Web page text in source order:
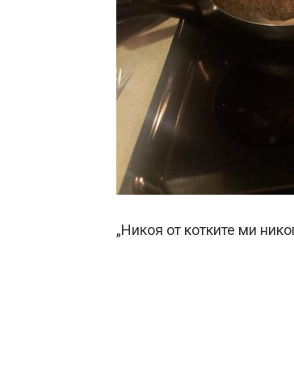
„Никоя от котките ми